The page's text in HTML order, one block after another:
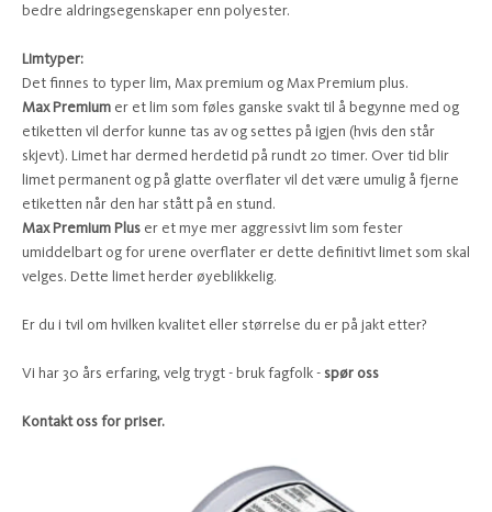
bedre aldringsegenskaper enn polyester.
Limtyper:
Det finnes to typer lim, Max premium og Max Premium plus.
Max Premium er et lim som føles ganske svakt til å begynne med og
etiketten vil derfor kunne tas av og settes på igjen (hvis den står
skjevt). Limet har dermed herdetid på rundt 20 timer. Over tid blir
limet permanent og på glatte overflater vil det være umulig å fjerne
etiketten når den har stått på en stund.
Max Premium Plus er et mye mer aggressivt lim som fester
umiddelbart og for urene overflater er dette definitivt limet som skal
velges. Dette limet herder øyeblikkelig.
Er du i tvil om hvilken kvalitet eller størrelse du er på jakt etter?
Vi har 30 års erfaring, velg trygt - bruk fagfolk - spør oss
Kontakt oss for priser.